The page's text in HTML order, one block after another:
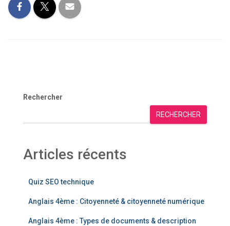
Rechercher
RECHERCHER
Articles récents
Quiz SEO technique
Anglais 4ème : Citoyenneté & citoyenneté numérique
Anglais 4ème : Types de documents & description